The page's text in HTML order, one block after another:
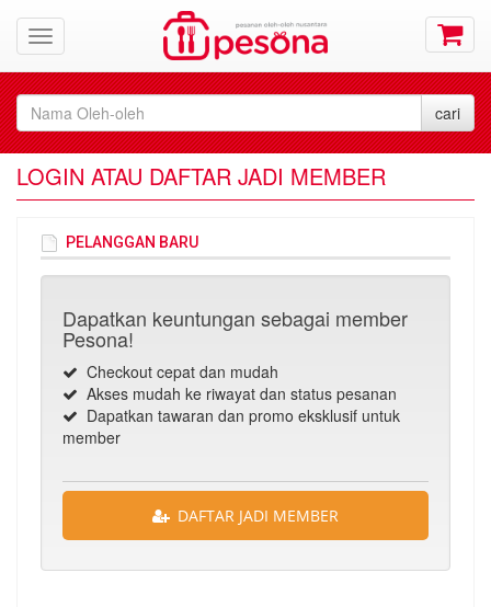
LOGIN ATAU DAFTAR JADI MEMBER
PELANGGAN BARU
Dapatkan keuntungan sebagai member
Pesona!
Checkout cepat dan mudah
Akses mudah ke riwayat dan status pesanan
Dapatkan tawaran dan promo eksklusif untuk
member
DAFTAR JADI MEMBER